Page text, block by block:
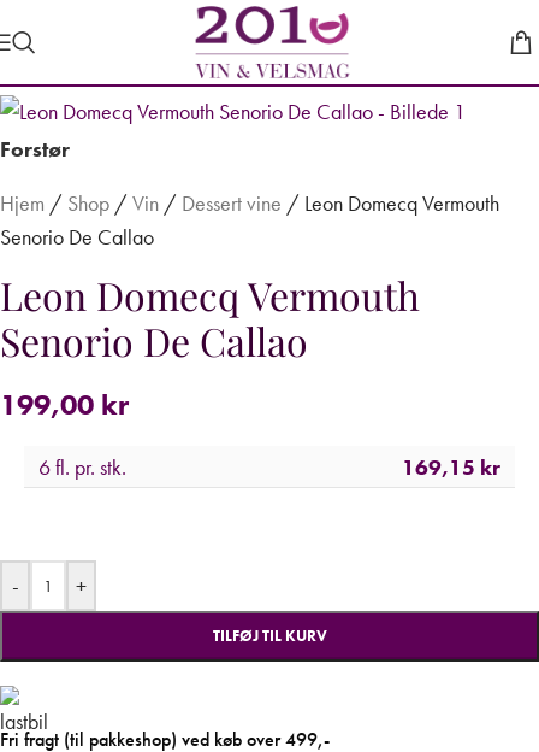
Forstør
Hjem / Shop / Vin / Dessert vine / Leon Domecq Vermouth
Senorio De Callao
Leon Domecq Vermouth
Senorio De Callao
199,00 kr
6 fl. pr. stk. 169,15 kr
- +
TILFØJ TIL KURV
Fri fragt (til pakkeshop) ved køb over 499,-